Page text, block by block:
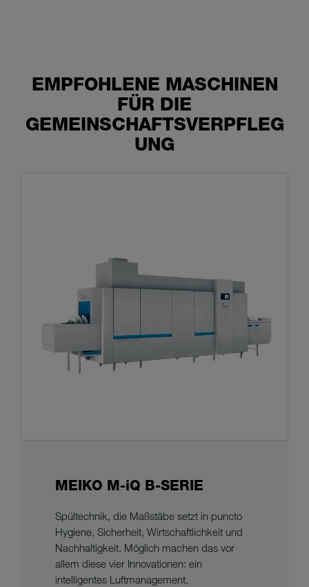
EMPFOHLENE MASCHINEN
FÜR DIE
GEMEINSCHAFTSVERPFLEG
UNG
MEIKO M-iQ B-SERIE
Spültechnik, die Maßstäbe setzt in puncto
Hygiene, Sicherheit, Wirtschaftlichkeit und
Nachhaltigkeit. Möglich machen das vor
allem diese vier Innovationen: ein
intelligentes Luftmanagement,